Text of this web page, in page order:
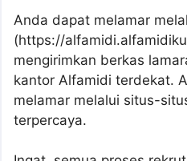
Anda dapat melamar
(https://
mengirimkan berkas
kantor Alfamidi terdekat.
melamar melalui situs-
terpercaya.